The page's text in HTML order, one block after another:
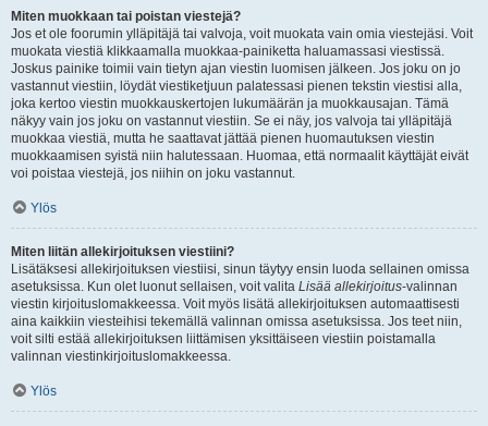
Miten muokkaan tai poistan viestejä?
Jos et ole foorumin ylläpitäjä tai valvoja, voit muokata vain omia viestejäsi. Voit
muokata viestiä klikkaamalla muokkaa-painiketta haluamassasi viestissä.
Joskus painike toimii vain tietyn ajan viestin luomisen jälkeen. Jos joku on jo
vastannut viestiin, löydät viestiketjuun palatessasi pienen tekstin viestisi alla,
joka kertoo viestin muokkauskertojen lukumäärän ja muokkausajan. Tämä
näkyy vain jos joku on vastannut viestiin. Se ei näy, jos valvoja tai ylläpitäjä
muokkaa viestiä, mutta he saattavat jättää pienen huomautuksen viestin
muokkaamisen syistä niin halutessaan. Huomaa, että normaalit käyttäjät eivät
voi poistaa viestejä, jos niihin on joku vastannut.
Ylös
Miten liitän allekirjoituksen viestiini?
Lisätäksesi allekirjoituksen viestiisi, sinun täytyy ensin luoda sellainen omissa
asetuksissa. Kun olet luonut sellaisen, voit valita Lisää allekirjoitus-valinnan
viestin kirjoituslomakkeessa. Voit myös lisätä allekirjoituksen automaattisesti
aina kaikkiin viesteihisi tekemällä valinnan omissa asetuksissa. Jos teet niin,
voit silti estää allekirjoituksen liittämisen yksittäiseen viestiin poistamalla
valinnan viestinkirjoituslomakkeessa.
Ylös